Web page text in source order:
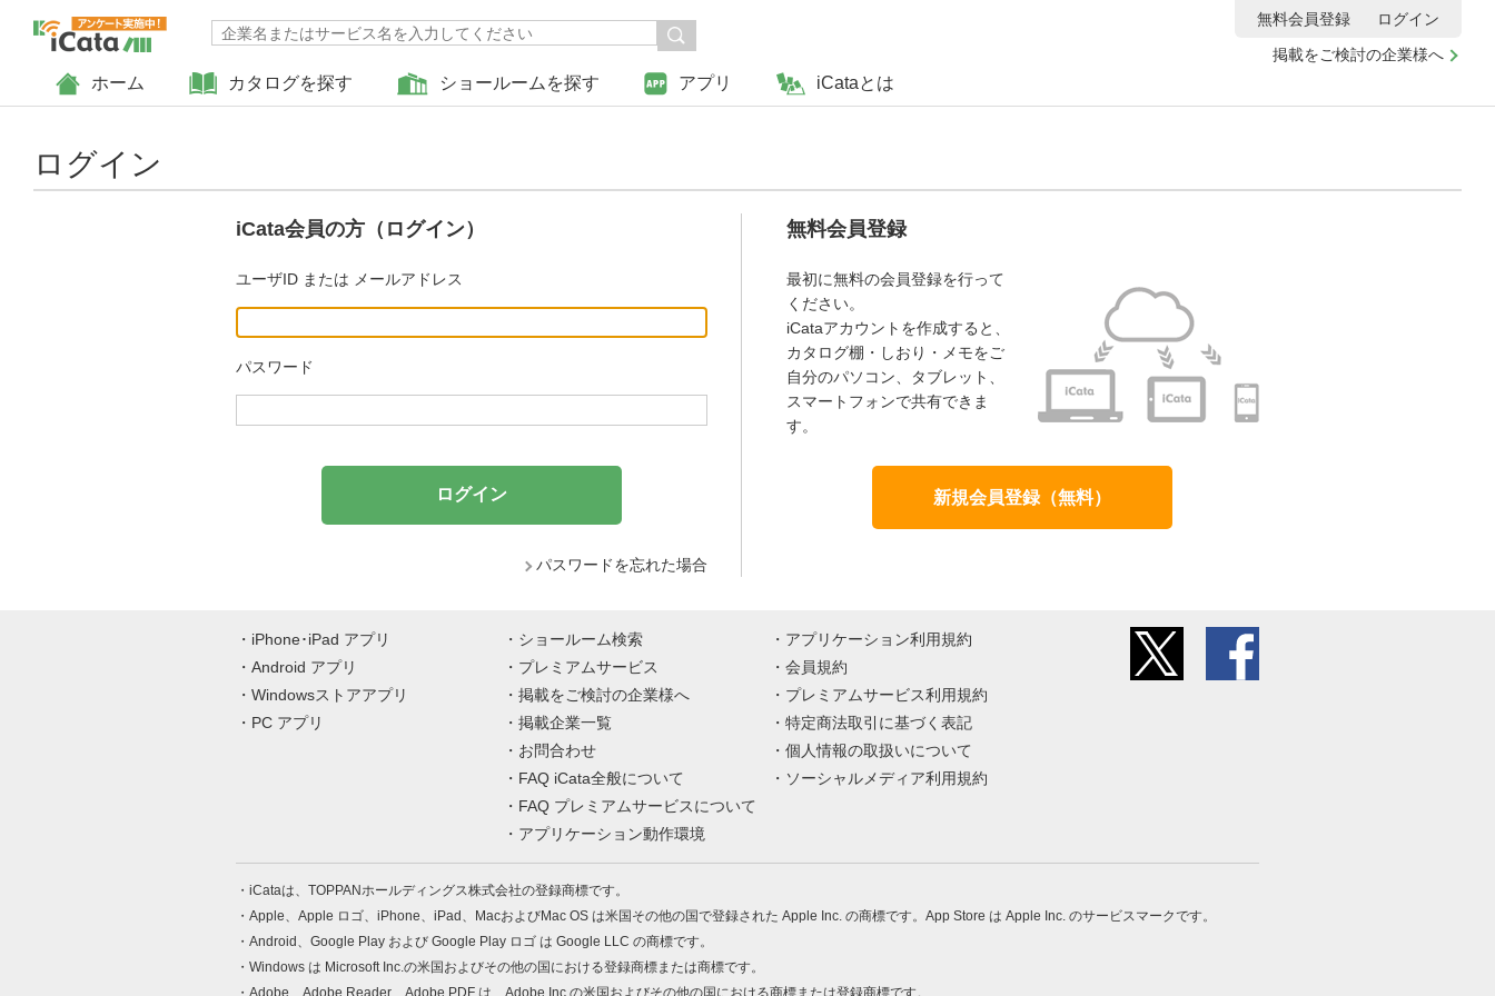
ホーム カタログを探す ショールームを探す アプリ iCataとは
掲載をご検討の企業様へ
無料会員登録 ログイン
ログイン
iCata会員の方（ログイン）
ユーザID または メールアドレス
パスワード
パスワードを忘れた場合
無料会員登録
最初に無料の会員登録を行って
ください。
iCataアカウントを作成すると、
カタログ棚・しおり・メモをご
自分のパソコン、タブレット、
スマートフォンで共有できま
す。
新規会員登録（無料）
iPhone･iPad アプリ
Android アプリ
Windowsストアアプリ
PC アプリ
ショールーム検索
プレミアムサービス
掲載をご検討の企業様へ
掲載企業一覧
お問合わせ
FAQ iCata全般について
FAQ プレミアムサービスについて
アプリケーション動作環境
アプリケーション利用規約
会員規約
プレミアムサービス利用規約
特定商法取引に基づく表記
個人情報の取扱いについて
ソーシャルメディア利用規約
iCataは、TOPPANホールディングス株式会社の登録商標です。
Apple、Apple ロゴ、iPhone、iPad、MacおよびMac OS は米国その他の国で登録された Apple Inc. の商標です。App Store は Apple Inc. のサービスマークです。
Android、Google Play および Google Play ロゴ は Google LLC の商標です。
Windows は Microsoft Inc.の米国およびその他の国における登録商標または商標です。
Adobe、Adobe Reader、Adobe PDF は、Adobe Inc.の米国およびその他の国における商標または登録商標です。